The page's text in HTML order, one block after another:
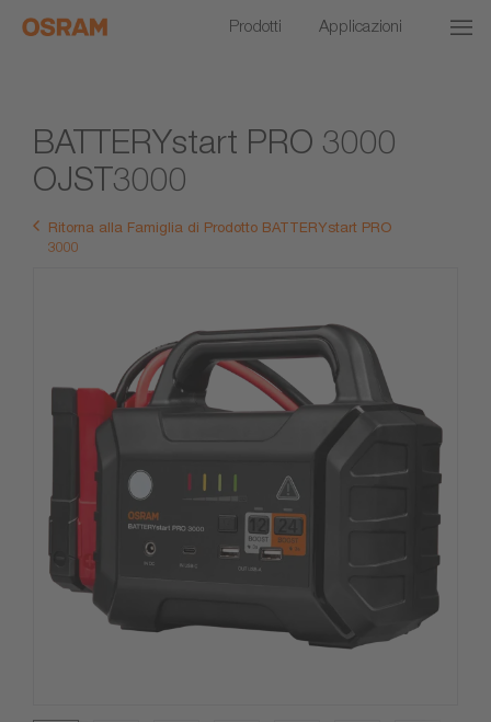
Prodotti Applicazioni
BATTERYstart PRO 3000
OJST3000
Ritorna alla Famiglia di Prodotto BATTERYstart PRO
3000